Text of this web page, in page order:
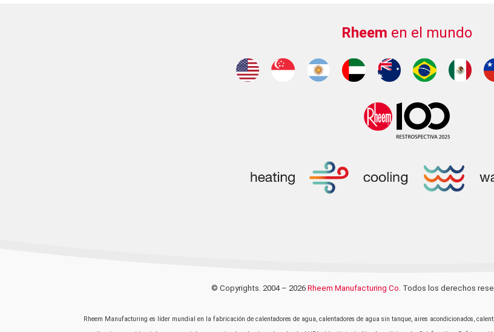
Rheem en el mundo
© Copyrights. 2004 – 2026 Rheem Manufacturing Co. Todos los derechos
Rheem Manufacturing es líder mundial en la fabricación de calentadores de agua, calentadores de agua sin tanque, aires acondicionados,